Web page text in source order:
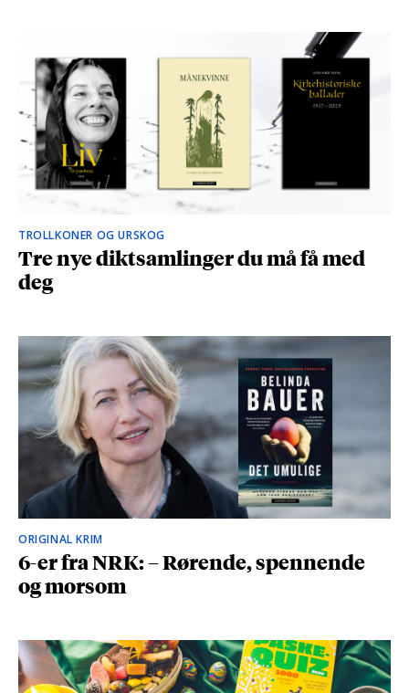
TROLLKONER OG URSKOG
Tre nye diktsamlinger du må få med
deg
ORIGINAL KRIM
6-er fra NRK: – Rørende, spennende
og morsom